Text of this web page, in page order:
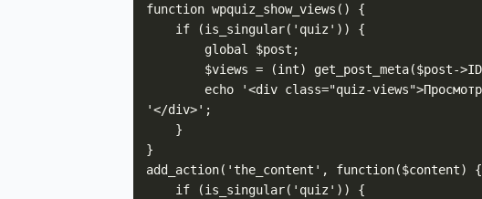
function wpquiz_show_views() {
'</div>';
}
add_action('the_content', function($content) {